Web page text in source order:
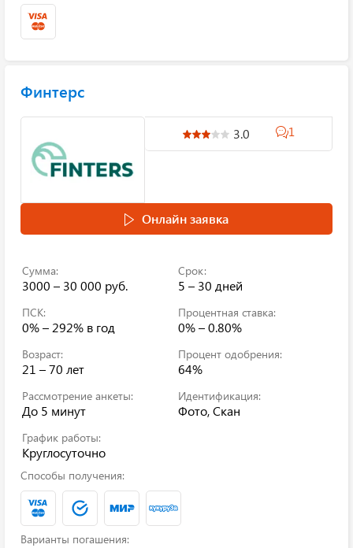
Финтерс
3.0 1
Онлайн заявка
Сумма:
3000 – 30 000 руб.
Срок:
5 – 30 дней
ПСК:
0% – 292% в год
Процентная ставка:
0% – 0.80%
Возраст:
21 – 70 лет
Процент одобрения:
64%
Рассмотрение анкеты:
До 5 минут
Идентификация:
Фото, Скан
График работы:
Круглосуточно
Способы получения:
Варианты погашения: